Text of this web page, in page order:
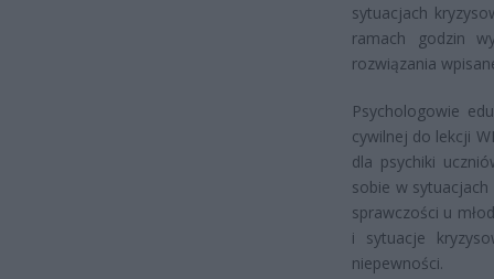
sytuacjach
ramach godzin
rozwiązania
Psychologowie
cywilnej do lekcji
dla psychiki
sobie w
sprawczości u
i sytuacje
niepewności.